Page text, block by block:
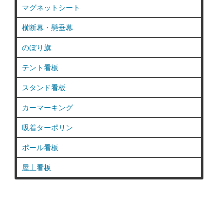
マグネットシート
横断幕・懸垂幕
のぼり旗
テント看板
スタンド看板
カーマーキング
吸着ターポリン
ポール看板
屋上看板